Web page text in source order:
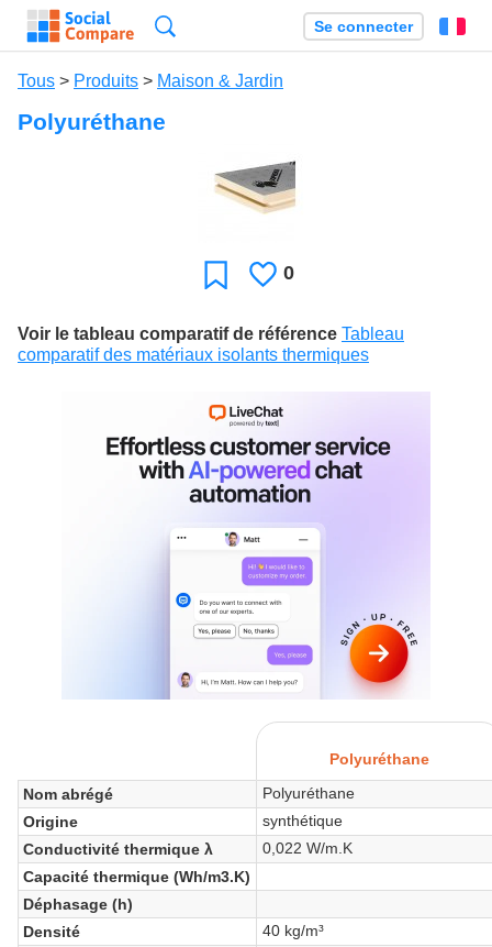
Se connecter
Tous > Produits > Maison & Jardin
Polyuréthane
Favori J'aime
0
Voir le tableau comparatif de référence Tableau
comparatif des matériaux isolants thermiques
Polyuréthane
Nom abrégé
Polyuréthane
Origine
synthétique
Conductivité thermique λ
0,022 W/m.K
Capacité thermique (Wh/m3.K)
Déphasage (h)
Densité
40 kg/m³